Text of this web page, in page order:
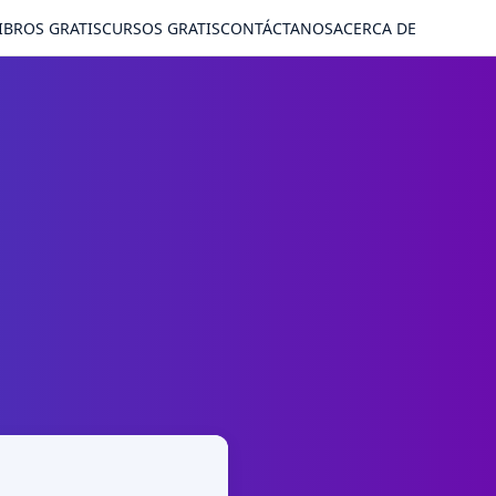
GRATISCURSOS GRATISCONTÁCTANOSACERCA DE